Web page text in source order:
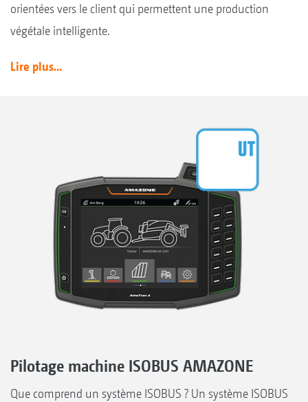
orientées vers le client qui permettent une production
végétale intelligente.
Lire plus...
Pilotage machine ISOBUS AMAZONE
Que comprend un système ISOBUS ? Un système ISOBUS